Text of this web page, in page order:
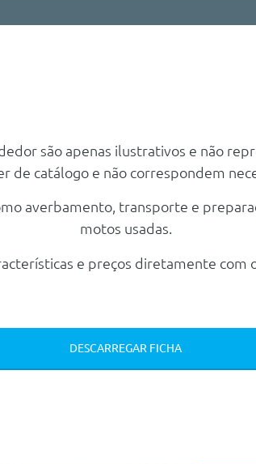
são apenas ilustrativos e não
de catálogo e não correspondem
averbamento, transporte e
motos usadas.
e preços diretamente com
DESCARREGAR FICHA